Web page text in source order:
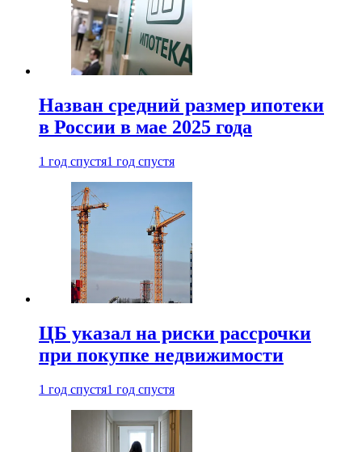
Назван средний размер ипотеки
в России в мае 2025 года
1 год спустя1 год спустя
ЦБ указал на риски рассрочки
при покупке недвижимости
1 год спустя1 год спустя